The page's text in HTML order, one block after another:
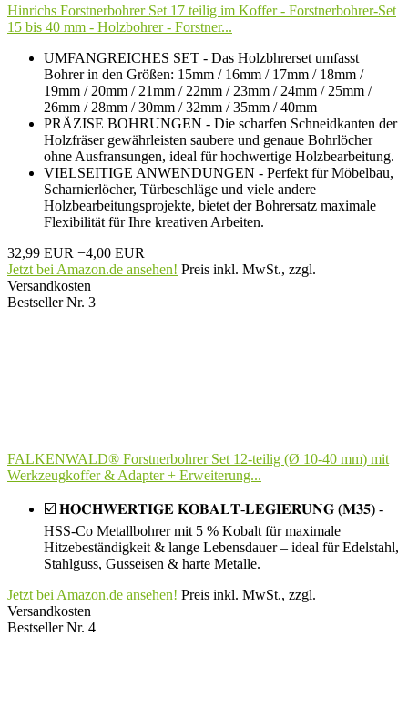
Hinrichs Forstnerbohrer Set 17 teilig im Koffer - Forstnerbohrer-Set
15 bis 40 mm - Holzbohrer - Forstner...
UMFANGREICHES SET - Das Holzbhrerset umfasst
Bohrer in den Größen: 15mm / 16mm / 17mm / 18mm /
19mm / 20mm / 21mm / 22mm / 23mm / 24mm / 25mm /
26mm / 28mm / 30mm / 32mm / 35mm / 40mm
PRÄZISE BOHRUNGEN - Die scharfen Schneidkanten der
Holzfräser gewährleisten saubere und genaue Bohrlöcher
ohne Ausfransungen, ideal für hochwertige Holzbearbeitung.
VIELSEITIGE ANWENDUNGEN - Perfekt für Möbelbau,
Scharnierlöcher, Türbeschläge und viele andere
Holzbearbeitungsprojekte, bietet der Bohrersatz maximale
Flexibilität für Ihre kreativen Arbeiten.
32,99 EUR −4,00 EUR
Jetzt bei Amazon.de ansehen! Preis inkl. MwSt., zzgl.
Versandkosten
Bestseller Nr. 3
FALKENWALD® Forstnerbohrer Set 12-teilig (Ø 10-40 mm) mit
Werkzeugkoffer & Adapter + Erweiterung...
☑️ 𝐇𝐎𝐂𝐇𝐖𝐄𝐑𝐓𝐈𝐆𝐄 𝐊𝐎𝐁𝐀𝐋𝐓-𝐋𝐄𝐆𝐈𝐄𝐑𝐔𝐍𝐆 (𝐌𝟑𝟓) -
HSS-Co Metallbohrer mit 5 % Kobalt für maximale
Hitzebeständigkeit & lange Lebensdauer – ideal für Edelstahl,
Stahlguss, Gusseisen & harte Metalle.
Jetzt bei Amazon.de ansehen! Preis inkl. MwSt., zzgl.
Versandkosten
Bestseller Nr. 4